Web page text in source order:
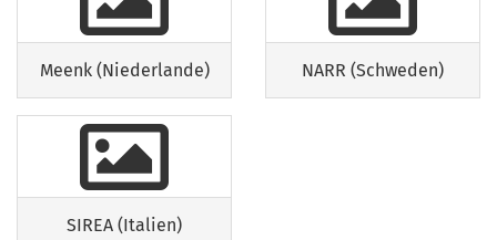
Meenk (Niederlande) NARR (Schweden)
SIREA (Italien)